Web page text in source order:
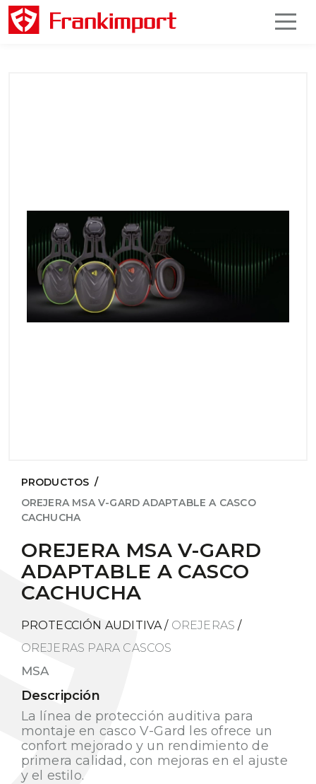
PRODUCTOS /
OREJERA MSA V-GARD ADAPTABLE A CASCO
CACHUCHA
OREJERA MSA V-GARD
ADAPTABLE A CASCO
CACHUCHA
PROTECCIÓN AUDITIVA / OREJERAS /
OREJERAS PARA CASCOS
MSA
Descripción
La línea de protección auditiva para
montaje en casco V-Gard les ofrece un
confort mejorado y un rendimiento de
primera calidad, con mejoras en el ajuste
y el estilo.